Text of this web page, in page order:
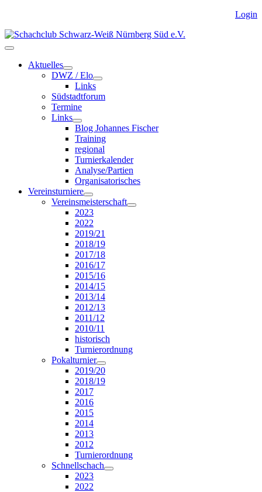
Login
Aktuelles
DWZ / Elo
Links
Südstadtforum
Termine
Links
Blog Johannes Fischer
Training
regional
Turnierkalender
Analyse/Partien
Organisatorisches
Vereinsturniere
Vereinsmeisterschaft
2023
2022
2019/21
2018/19
2017/18
2016/17
2015/16
2014/15
2013/14
2012/13
2011/12
2010/11
historisch
Turnierordnung
Pokalturnier
2019/20
2018/19
2017
2016
2015
2014
2013
2012
Turnierordnung
Schnellschach
2023
2022